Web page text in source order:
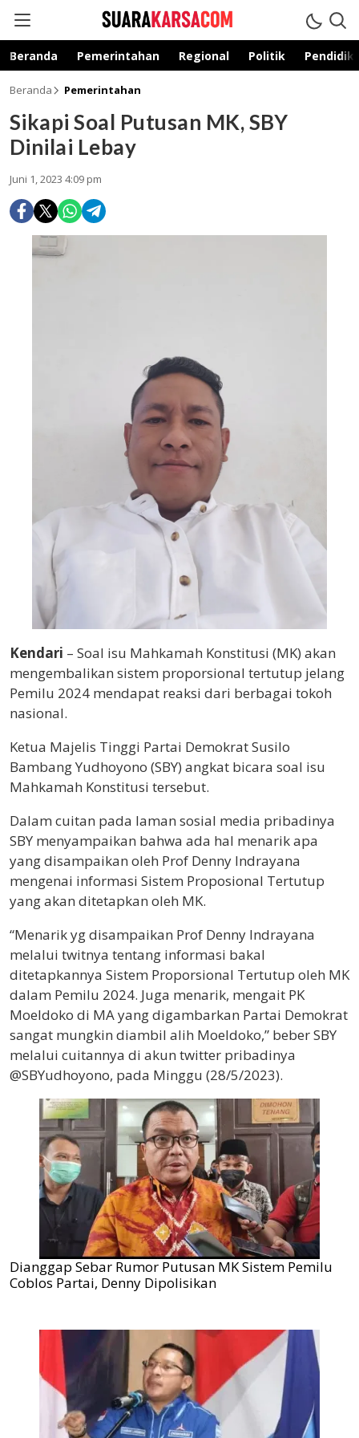
suarakarsa.com
Informasi terpercaya
Beranda Pemerintahan Regional Politik
Beranda Pemerintahan
Sikapi Soal Putusan MK, SBY
Dinilai Lebay
Juni 1, 2023 4:09 pm
Kendari – Soal isu Mahkamah Konstitusi (MK) akan
mengembalikan sistem proporsional tertutup jelang
Pemilu 2024 mendapat reaksi dari berbagai tokoh
nasional.
Ketua Majelis Tinggi Partai Demokrat Susilo
Bambang Yudhoyono (SBY) angkat bicara soal isu
Mahkamah Konstitusi tersebut.
Dalam cuitan pada laman sosial media pribadinya
SBY menyampaikan bahwa ada hal menarik apa
yang disampaikan oleh Prof Denny Indrayana
mengenai informasi Sistem Proposional Tertutup
yang akan ditetapkan oleh MK.
“Menarik yg disampaikan Prof Denny Indrayana
melalui twitnya tentang informasi bakal
ditetapkannya Sistem Proporsional Tertutup oleh MK
dalam Pemilu 2024. Juga menarik, mengait PK
Moeldoko di MA yang digambarkan Partai Demokrat
sangat mungkin diambil alih Moeldoko,” beber SBY
melalui cuitannya di akun twitter pribadinya
@SBYudhoyono, pada Minggu (28/5/2023).
Dianggap Sebar Rumor Putusan MK Sistem Pemilu
Coblos Partai, Denny Dipolisikan